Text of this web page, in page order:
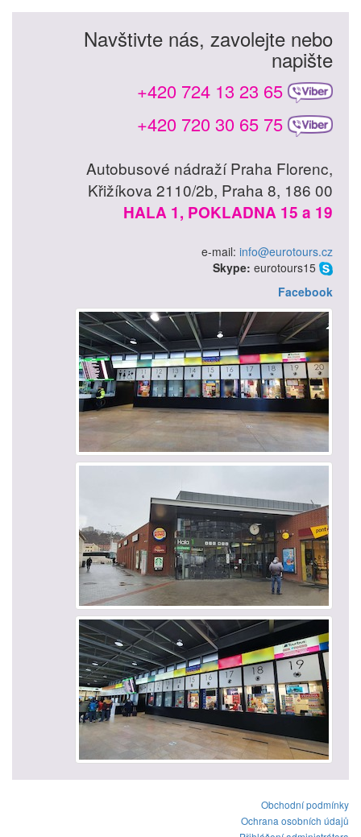
Navštivte nás, zavolejte nebo
napište
+420 724 13 23 65
+420 720 30 65 75
Autobusové nádraží Praha Florenc,
Křižíkova 2110/2b, Praha 8, 186 00
HALA 1, POKLADNA 15 a 19
e-mail: info@eurotours.cz
Skype: eurotours15
Facebook
Obchodní podmínky
Ochrana osobních údajů